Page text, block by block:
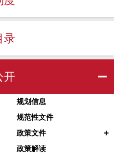
录
开
规划信息
规范性文件
政策文件 +
政策解读